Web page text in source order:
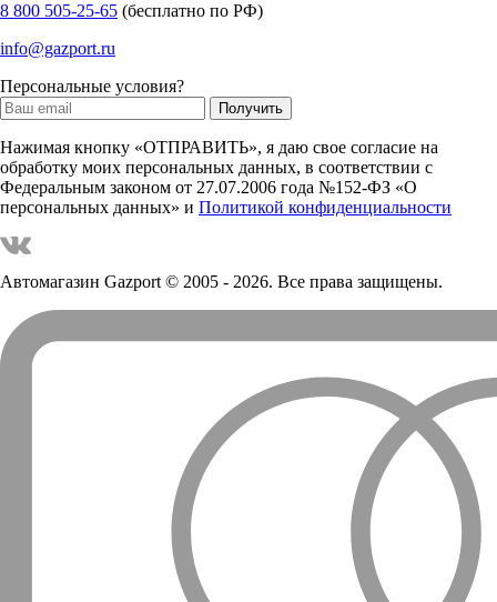
8 800 505-25-65 (бесплатно по РФ)
info@gazport.ru
Персональные условия?
Нажимая кнопку «ОТПРАВИТЬ», я даю свое согласие на
обработку моих персональных данных, в соответствии с
Федеральным законом от 27.07.2006 года №152-ФЗ «О
персональных данных» и Политикой конфиденциальности
Автомагазин Gazport© 2005 - 2026. Все права защищены.